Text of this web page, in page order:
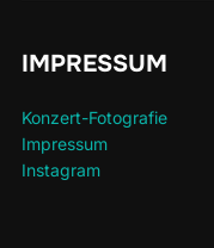
IMPRESSUM
Konzert-Fotografie
Impressum
Instagram